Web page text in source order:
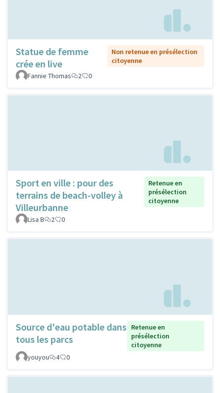
Statue de femme
crée en live
Non retenue en présélection
citoyenne
Fannie Thomas
2 0
Sport en ville : pour des
terrains de beach-volley à
Villeurbanne
Retenue en
présélection
citoyenne
Lisa B 2 0
Source d'eau potable dans
tous les parcs
Retenue en
présélection
citoyenne
youyou
4 0